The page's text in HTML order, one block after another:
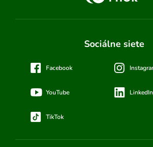
Sociálne siete
Facebook
YouTube LinkedIn
TikTok